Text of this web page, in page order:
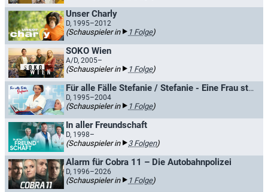
Unser Charly
D, 1995–2012
(Schauspieler in 1 Folge)
SOKO Wien
A/D, 2005–
(Schauspieler in 1 Folge)
Für alle Fälle Stefanie / Stefanie - Eine Frau startet durch
D, 1995–2004
(Schauspieler in 1 Folge)
In aller Freundschaft
D, 1998–
(Schauspieler in 3 Folgen)
Alarm für Cobra 11 – Die Autobahnpolizei
D, 1996–2026
(Schauspieler in 1 Folge)